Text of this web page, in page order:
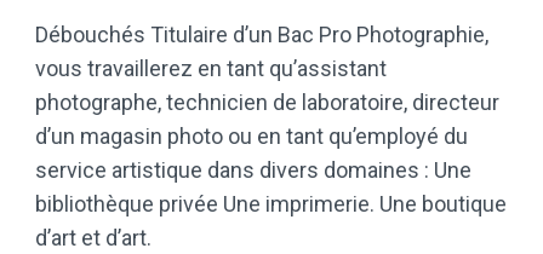
Débouchés Titulaire d’un Bac Pro Photographie,
vous travaillerez en tant qu’assistant
photographe, technicien de laboratoire, directeur
d’un magasin photo ou en tant qu’employé du
service artistique dans divers domaines : Une
bibliothèque privée Une imprimerie. Une boutique
d’art et d’art.